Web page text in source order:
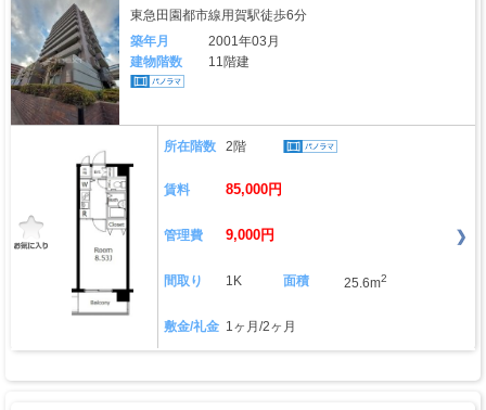
東急田園都市線用賀駅徒歩6分
築年月
2001年03月
建物階数
11階建
所在階数 2階
賃料 85,000円
管理費 9,000円
間取り 1K 面積 25.6m2
敷金/礼金 1ヶ月/2ヶ月